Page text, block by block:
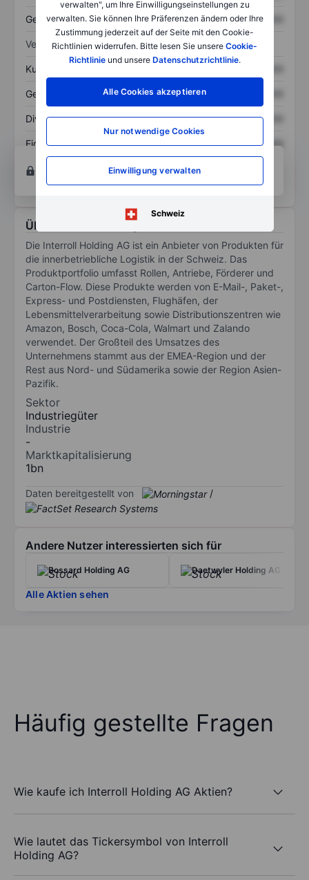
verwalten", um Ihre Einwilligungseinstellungen zu
verwalten. Sie können Ihre Präferenzen ändern oder Ihre
Zustimmung jederzeit auf der Seite mit den Cookie-
Richtlinien widerrufen. Bitte lesen Sie unsere Cookie-
Richtlinieund unsere Datenschutzrichtlinie.
Alle Cookies akzeptieren
Nur notwendige Cookies
Einwilligung verwalten
Schweiz
Gesamtschulden XXXXXXX XXXXXXX
Verhältnisse
Kurs/Umsatz
Gewinn je Aktie XXXXXXX
Dividende je Aktie XXXXXXX XXXXXXX
Eigenkapitalrendite XXXXXXX
XXXXXXX
und Analyse-Tools zu erhalten.
Über Interroll Holding AG
Die Interroll Holding AG ist ein Anbieter von Produkten für
die innerbetriebliche Logistik in der Schweiz. Das
Produktportfolio umfasst Rollen, Antriebe, Förderer und
Carton-Flow. Diese Produkte werden von E-Mail-, Paket-,
Express- und Postdiensten, Flughäfen, der
Lebensmittelverarbeitung sowie Distributionszentren wie
Amazon, Bosch, Coca-Cola, Walmart und Zalando
verwendet. Der Großteil des Umsatzes des
Unternehmens stammt aus der EMEA-Region und der
Rest aus Nord- und Südamerika sowie der Region Asien-
Pazifik.
Sektor
Industriegüter
Industrie
-
Marktkapitalisierung
1bn
Daten bereitgestellt von /
Andere Nutzer interessierten sich für
Bossard Holding AG Daetwyler Holding AG
Alle Aktien sehen
Häufig gestellte Fragen
Wie kaufe ich Interroll Holding AG Aktien?
Wie lautet das Tickersymbol von Interroll
Holding AG?